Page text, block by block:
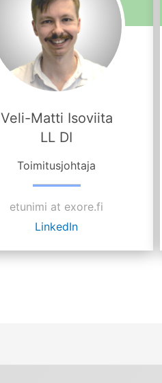
Veli-Matti Isoviita
LL DI
Toimitusjohtaja
etunimi at exore.fi
LinkedIn